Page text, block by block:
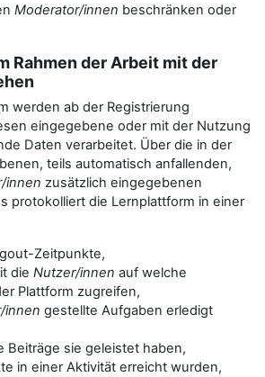
Moderator/innen beschränken oder
Rahmen der Arbeit mit der
werden ab der Registrierung
eingegebene oder mit der Nutzung
Daten verarbeitet. Über die in der
teils automatisch anfallenden,
innen zusätzlich eingegebenen
protokolliert die Lernplattform in einer
Zeitpunkte,
die Nutzer/innen auf welche
Plattform zugreifen,
innen gestellte Aufgaben erledigt
Beiträge sie geleistet haben,
in einer Aktivität erreicht wurden,